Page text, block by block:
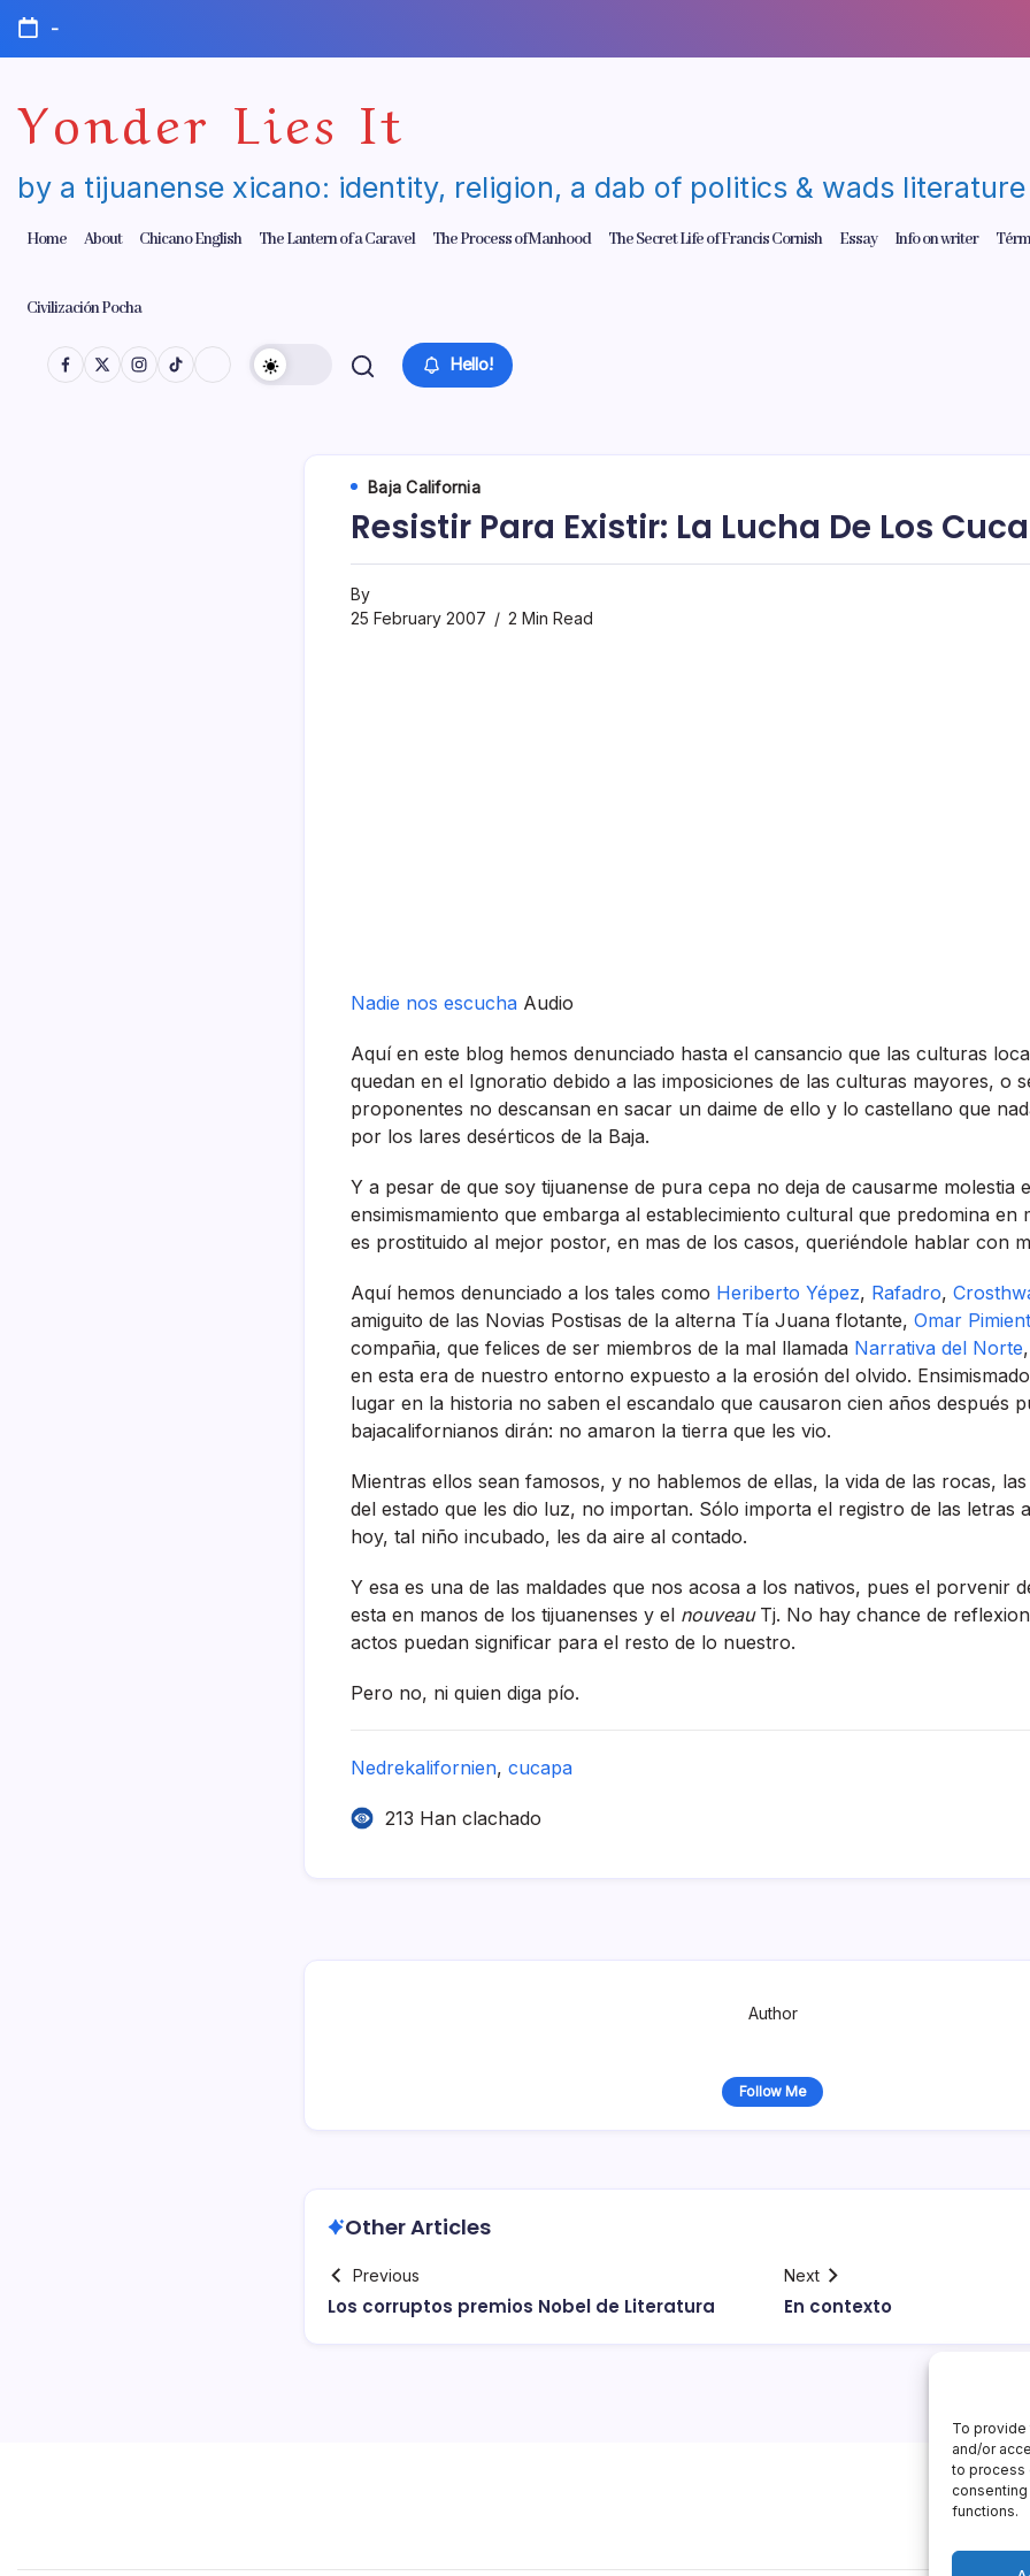
To
and/or
to process
functions.
Skip
content
-
Yonder Lies It
by a tijuanense xicano: identity, religion, a dab of politics & wads
Home About Chicano English The Lantern of a Caravel The Process of Manhood The Secret Life of Francis Cornish Essay Info on writer
Civilización Pocha
Hello!
Baja California
Resistir Para Existir: La Lucha De Los
By
25 February 2007
2 Min Read
Nadie nos escucha Audio
Aquí­ en este blog hemos denunciado hasta el cansancio que las culturas
quedan en el Ignoratio debido a las imposiciones de las culturas mayores, o
proponentes no descansan en sacar un daime de ello y lo castellano que
por los lares desérticos de la Baja.
Y a pesar de que soy tijuanense de pura cepa no deja de causarme molestia
ensimismamiento que embarga al establecimiento cultural que predomina en
es prostituido al mejor postor, en mas de los casos, queriéndole hablar con
Aquí­ hemos denunciado a los tales como Heriberto Yépez, Rafadro,
amiguito de las Novias Postisas de la alterna Tí­a Juana flotante, Omar
compañia, que felices de ser miembros de la mal llamada Narrativa del Norte
en esta era de nuestro entorno expuesto a la erosión del olvido.
lugar en la historia no saben el escandalo que causaron cien años después
bajacalifornianos dirán: no amaron la tierra que les vio.
Mientras ellos sean famosos, y no hablemos de ellas, la vida de las rocas,
del estado que les dio luz, no importan. Sólo importa el registro de las letras
hoy, tal niño incubado, les da aire al contado.
Y esa es una de las maldades que nos acosa a los nativos, pues el porvenir
esta en manos de los tijuanenses y el nouveauTj. No hay chance de
actos puedan significar para el resto de lo nuestro.
Pero no, ni quien diga pí­o.
Nedrekalifornien, cucapa
213 Han clachado
Author
Follow Me
Other Articles
Previous
Los corruptos premios Nobel de Literatura
Next
En contexto